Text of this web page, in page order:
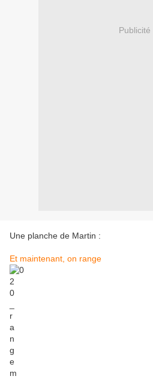
Publicité
Une planche de Martin :
Et maintenant, on range